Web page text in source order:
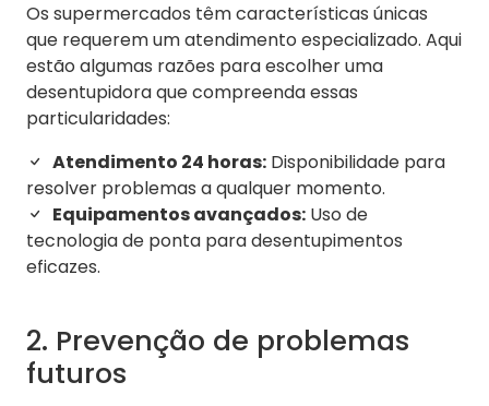
Os supermercados têm características únicas
que requerem um atendimento especializado. Aqui
estão algumas razões para escolher uma
desentupidora que compreenda essas
particularidades:
Atendimento 24 horas: Disponibilidade para
resolver problemas a qualquer momento.
Equipamentos avançados: Uso de
tecnologia de ponta para desentupimentos
eficazes.
2. Prevenção de problemas
futuros